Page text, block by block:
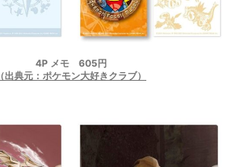
4P メモ 605円
（出典元：ポケモン大好きクラブ）